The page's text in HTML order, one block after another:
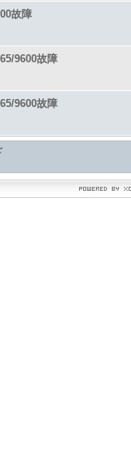
故障
9600故障
9600故障